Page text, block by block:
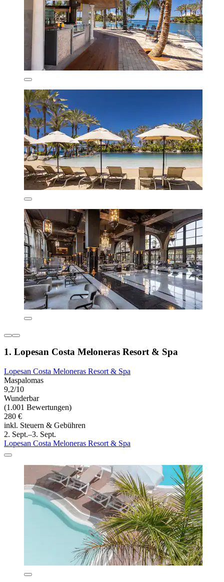
1. Lopesan Costa Meloneras Resort & Spa
Lopesan Costa Meloneras Resort & Spa
Maspalomas
9,2/10
Wunderbar
(1.001 Bewertungen)
280 €
inkl. Steuern & Gebühren
2. Sept.–3. Sept.
Lopesan Costa Meloneras Resort & Spa